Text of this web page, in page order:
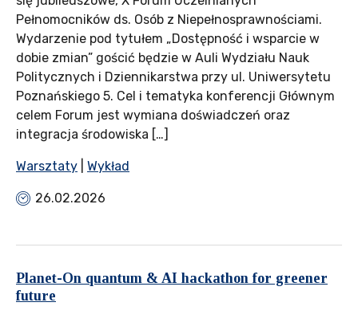
Pełnomocników ds. Osób z Niepełnosprawnościami.
Wydarzenie pod tytułem „Dostępność i wsparcie w
dobie zmian” gościć będzie w Auli Wydziału Nauk
Politycznych i Dziennikarstwa przy ul. Uniwersytetu
Poznańskiego 5. Cel i tematyka konferencji Głównym
celem Forum jest wymiana doświadczeń oraz
integracja środowiska […]
Warsztaty Wykład
26.02.2026
Planet-On quantum & AI hackathon for greener
future